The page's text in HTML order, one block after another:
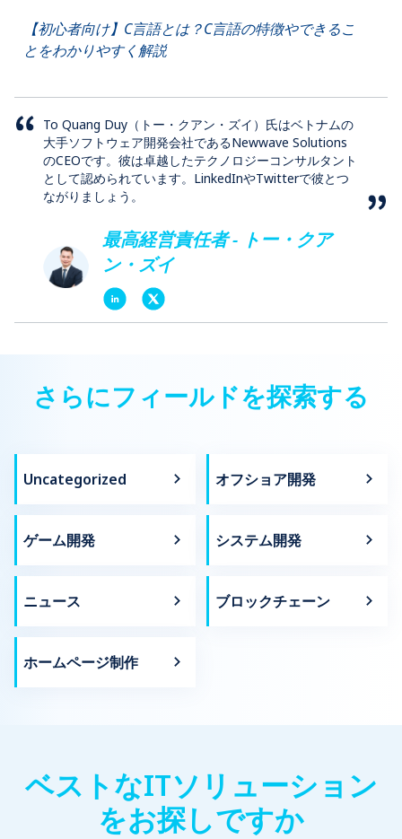
【初心者向け】C言語とは？C言語の特徴やできるこ
とをわかりやすく解説
To Quang Duy（トー・クアン・ズイ）氏はベトナムの
大手ソフトウェア開発会社であるNewwave Solutions
のCEOです。彼は卓越したテクノロジーコンサルタント
として認められています。LinkedInやTwitterで彼とつ
ながりましょう。
最高経営責任者 - トー・クア
ン・ズイ
さらにフィールドを探索する
Uncategorized オフショア開発
ゲーム開発 システム開発
ニュース ブロックチェーン
ホームページ制作
ベストなITソリューション
をお探しですか